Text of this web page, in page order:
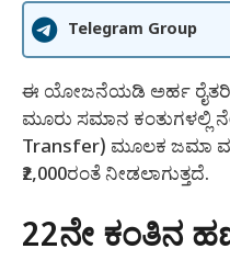
Telegram Group
ಈ ಯೋಜನೆಯಡಿ ಅರ್ಹ ರೈತರಿಗೆ
ಮೂರು ಸಮಾನ ಕಂತುಗಳಲ್ಲಿ
Transfer) ಮೂಲಕ ಜಮಾ
₹2,000ರಂತೆ ನೀಡಲಾಗುತ್ತದೆ.
22ನೇ ಕಂತಿನ